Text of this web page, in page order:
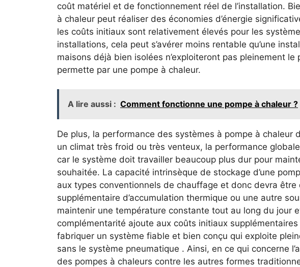
coût matériel et de fonctionnement réel de l’installation.
à chaleur peut réaliser des économies d’énergie
les coûts initiaux sont relativement élevés pour les
installations, cela peut s’avérer moins rentable qu’une
maisons déjà bien isolées n’exploiteront pas pleinement le
permette par une pompe à chaleur.
A lire aussi : Comment fonctionne une pompe à chaleur ?
De plus, la performance des systèmes à pompe à chaleur
un climat très froid ou très venteux, la performance
car le système doit travailler beaucoup plus dur pour
souhaitée. La capacité intrinsèque de stockage d’une
aux types conventionnels de chauffage et donc devra être
supplémentaire d’accumulation thermique ou une autre
maintenir une température constante tout au long du jour
complémentarité ajoute aux coûts initiaux
fabriquer un système fiable et bien conçu qui exploite
sans le système pneumatique . Ainsi, en ce qui concerne
des pompes à chaleurs contre les autres formes